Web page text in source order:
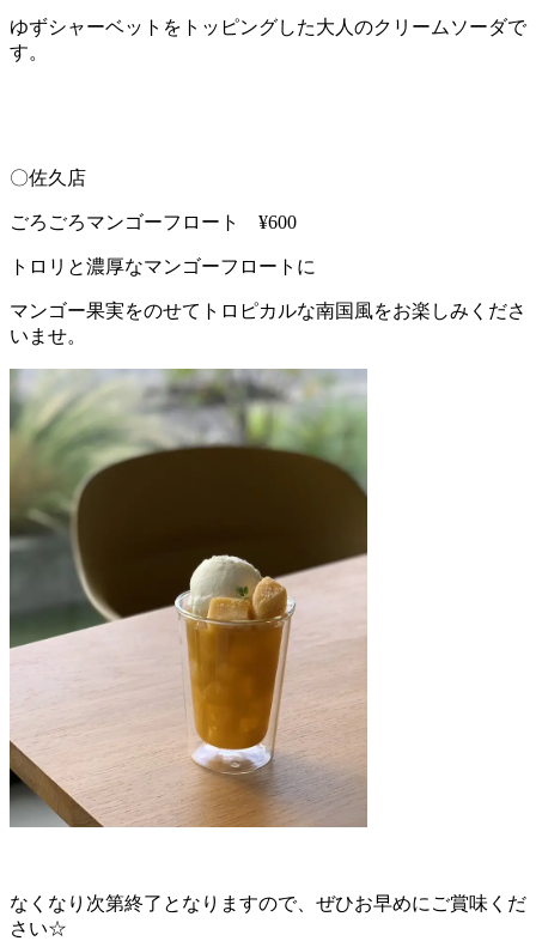
ゆずシャーベットをトッピングした大人のクリームソーダで
す。
〇佐久店
ごろごろマンゴーフロート ¥600
トロリと濃厚なマンゴーフロートに
マンゴー果実をのせてトロピカルな南国風をお楽しみくださ
いませ。
なくなり次第終了となりますので、ぜひお早めにご賞味くだ
さい☆